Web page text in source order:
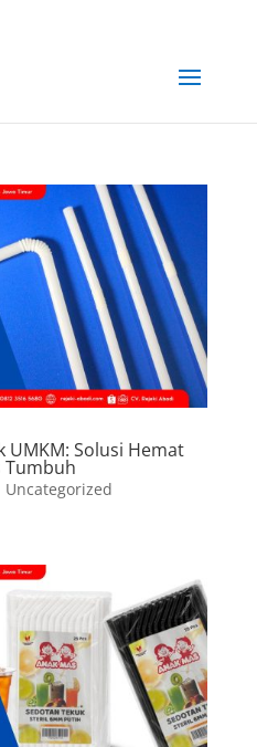
UMKM: Solusi Hemat
Tumbuh
Uncategorized